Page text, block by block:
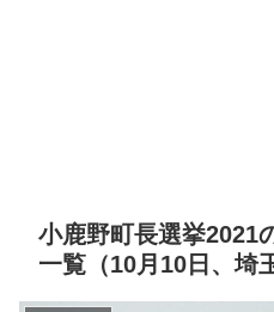
小鹿野町長選挙2021
一覧（10月10日、埼